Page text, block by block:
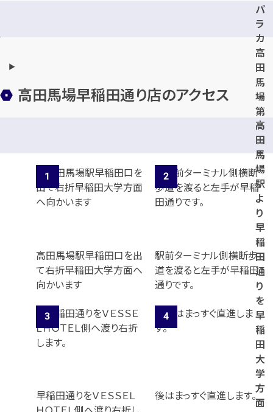
パ
ラ
カ
高
田
馬
場
第
3
高田馬場早稲田通り店のアクセス
高
田
馬
場
駅
よ
り
早
稲
田
通
り
を
早
稲
田
大
学
方
面
高田馬場駅早稲田口を出
て右折早稲田大学方面へ
向かいます
駅前ターミナル側横断歩
道を渡ると左手が早稲田
通りです。
早稲田通りをＶＥＳＳＥＬ
後はまっすぐ直進します。